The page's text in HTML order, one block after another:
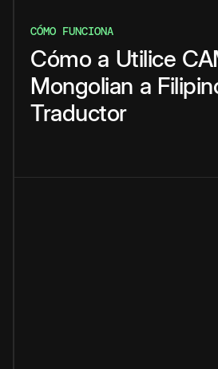
CÓMO FUNCIONA
Cómo a Utilice
Mongolian a
Traductor